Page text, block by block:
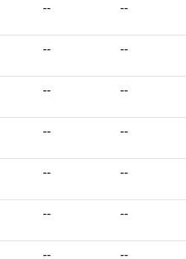
-- --
-- --
-- --
-- --
-- --
-- --
-- --